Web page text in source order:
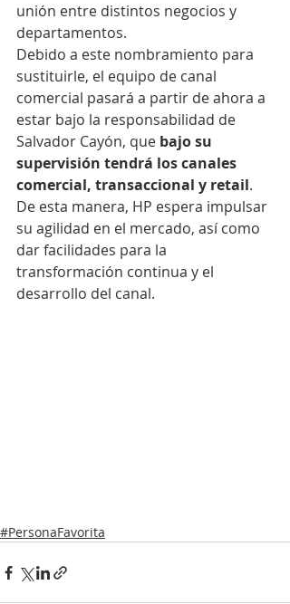
unión entre distintos negocios y
departamentos.
Debido a este nombramiento para
sustituirle, el equipo de canal
comercial pasará a partir de ahora a
estar bajo la responsabilidad de
Salvador Cayón, que bajo su
supervisión tendrá los canales
comercial, transaccional y retail.
De esta manera, HP espera impulsar
su agilidad en el mercado, así como
dar facilidades para la
transformación continua y el
desarrollo del canal.
#PersonaFavorita